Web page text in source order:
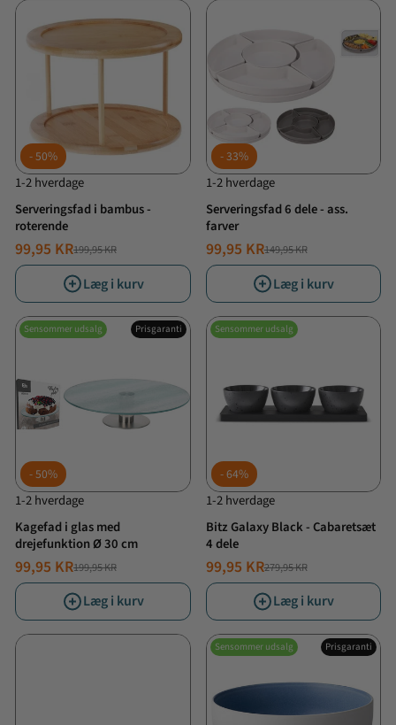
50%
1-2 hverdage
Serveringsfad i bambus -
roterende
NORMALPRIS
199,95 KR
TILBUDSPRIS
99,95 KR
Læg i kurv
33%
1-2 hverdage
Serveringsfad 6 dele - ass.
farver
NORMALPRIS
149,95 KR
TILBUDSPRIS
99,95 KR
Læg i kurv
Sensommer udsalg Prisgaranti
50%
1-2 hverdage
Kagefad i glas med
drejefunktion Ø 30 cm
NORMALPRIS
199,95 KR
TILBUDSPRIS
99,95 KR
Læg i kurv
Sensommer udsalg
64%
1-2 hverdage
Bitz Galaxy Black - Cabaretsæt
4 dele
NORMALPRIS
279,95 KR
TILBUDSPRIS
99,95 KR
Læg i kurv
Sensommer udsalg Prisgaranti